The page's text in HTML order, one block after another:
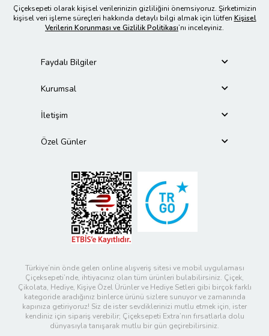
Çiçeksepeti olarak kişisel verilerinizin gizliliğini önemsiyoruz. Şirketimizin
kişisel veri işleme süreçleri hakkında detaylı bilgi almak için lütfen Kişisel
Verilerin Korunması ve Gizlilik Politikası’nı inceleyiniz.
Faydalı Bilgiler
Kurumsal
İletişim
Özel Günler
Türkiye’nin önde gelen online alışveriş sitesi ve mobil uygulaması
Çiçeksepeti’nde, ihtiyacınız olan tüm ürünleri bulabilirsiniz. Çiçek,
Çikolata, Hediye, Kişiye Özel Ürünler ve Hediye Setleri gibi birçok farklı
kategoride aradığınız binlerce ürünü sizlere sunuyor ve zamanında
kapınıza getiriyoruz! Siz de ister sevdiklerinizi mutlu etmek için, ister
kendiniz için sipariş verebilir; Çiçeksepeti Extra’nın fırsatlarla dolu
dünyasıyla tanışarak mutlu bir gün geçirebilirsiniz.